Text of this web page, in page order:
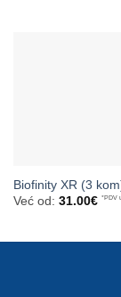
Biofinity XR (3
Već od: 31.00€ *PDV